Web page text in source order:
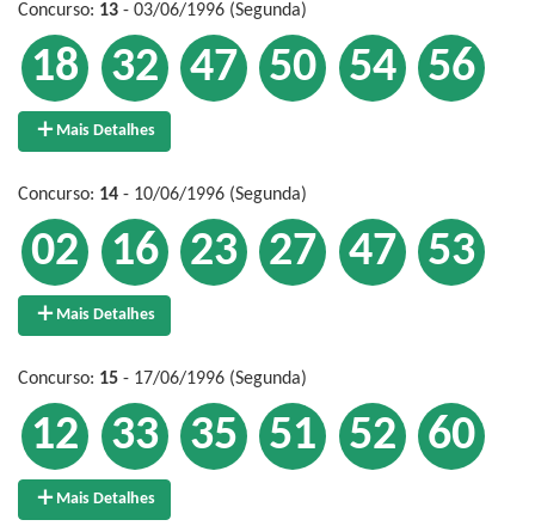
Concurso: 13 - 03/06/1996 (Segunda)
18 32 47 50 54 56
Mais Detalhes
Concurso: 14 - 10/06/1996 (Segunda)
02 16 23 27 47 53
Mais Detalhes
Concurso: 15 - 17/06/1996 (Segunda)
12 33 35 51 52 60
Mais Detalhes